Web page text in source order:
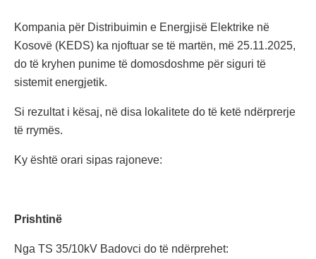
Kompania për Distribuimin e Energjisë Elektrike në
Kosovë (KEDS) ka njoftuar se të martën, më 25.11.2025,
do të kryhen punime të domosdoshme për siguri të
sistemit energjetik.
Si rezultat i kësaj, në disa lokalitete do të ketë ndërprerje
të rrymës.
Ky është orari sipas rajoneve:
Prishtinë
Nga TS 35/10kV Badovci do të ndërprehet: